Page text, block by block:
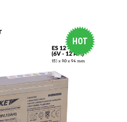
HOT